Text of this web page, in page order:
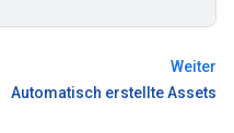
Weiter
Automatisch erstellte Assets